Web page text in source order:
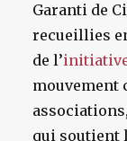
Garanti de
recueillies
de l’
mouvement
qui soutient